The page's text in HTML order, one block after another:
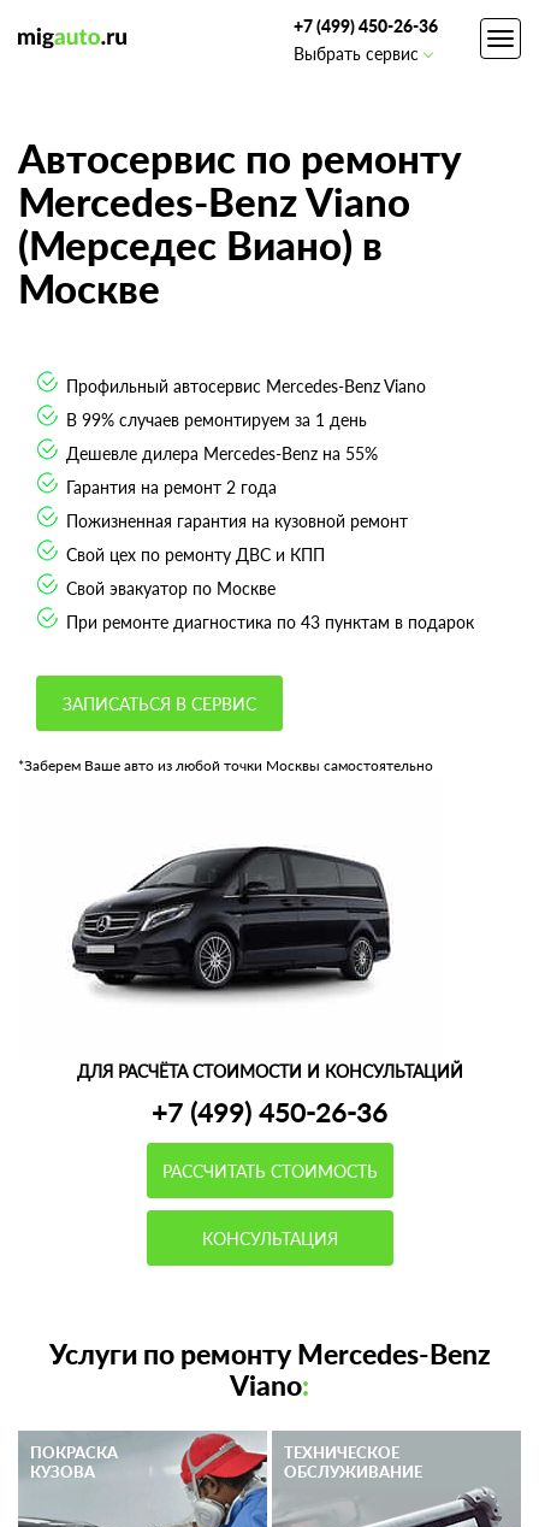
+7 (499) 450-26-36
Выбрать сервис
Автосервис по ремонту
Mercedes-Benz Viano
(Мерседес Виано) в
Москве
Профильный автосервис Mercedes-Benz Viano
В 99% случаев ремонтируем за 1 день
Дешевле дилера Mercedes-Benz на 55%
Гарантия на ремонт 2 года
Пожизненная гарантия на кузовной ремонт
Свой цех по ремонту ДВС и КПП
Свой эвакуатор по Москве
При ремонте диагностика по 43 пунктам в подарок
ЗАПИСАТЬСЯ В СЕРВИС
*Заберем Ваше авто из любой точки Москвы самостоятельно
ДЛЯ РАСЧЁТА СТОИМОСТИ И КОНСУЛЬТАЦИЙ
+7 (499) 450-26-36
РАССЧИТАТЬ СТОИМОСТЬ
КОНСУЛЬТАЦИЯ
Услуги по ремонту Mercedes-Benz
Viano:
ПОКРАСКА
КУЗОВА
ТЕХНИЧЕСКОЕ
ОБСЛУЖИВАНИЕ